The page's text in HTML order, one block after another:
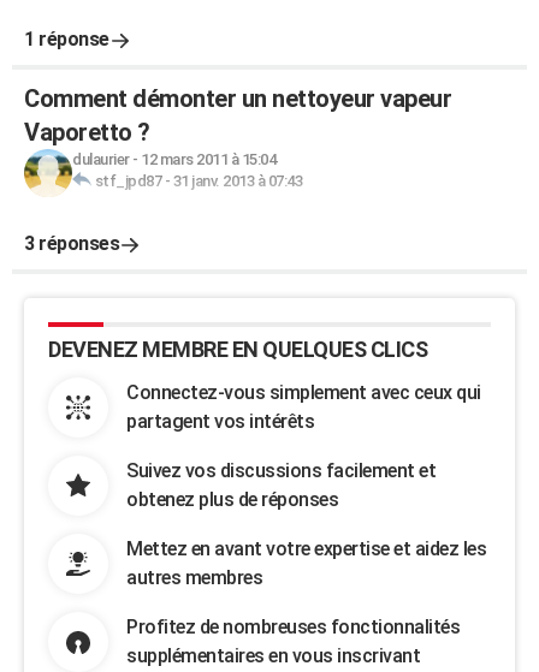
1 réponse
Comment démonter un nettoyeur vapeur
Vaporetto ?
dulaurier- 12 mars 2011 à 15:04
stf_jpd87- 31 janv. 2013 à 07:43
3 réponses
DEVENEZ MEMBRE EN QUELQUES CLICS
Connectez-vous simplement avec ceux qui
partagent vos intérêts
Suivez vos discussions facilement et
obtenez plus de réponses
Mettez en avant votre expertise et aidez les
autres membres
Profitez de nombreuses fonctionnalités
supplémentaires en vous inscrivant